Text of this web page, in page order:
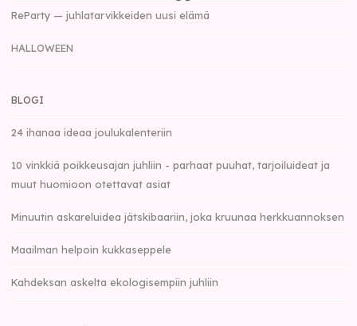
ReParty — juhlatarvikkeiden uusi elämä
HALLOWEEN
BLOGI
24 ihanaa ideaa joulukalenteriin
10 vinkkiä poikkeusajan juhliin - parhaat puuhat, tarjoiluideat ja
muut huomioon otettavat asiat
Minuutin askareluidea jätskibaariin, joka kruunaa herkkuannoksen
Maailman helpoin kukkaseppele
Kahdeksan askelta ekologisempiin juhliin